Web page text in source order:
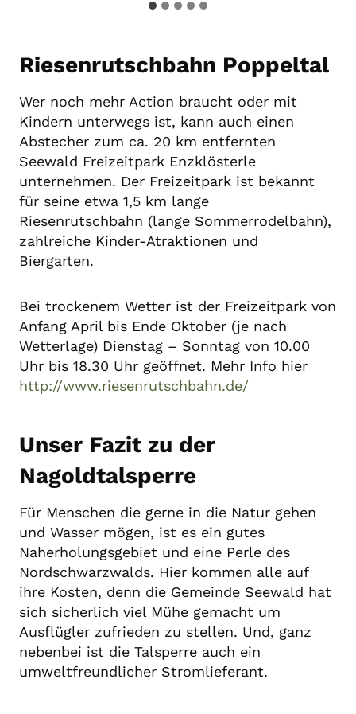
Riesenrutschbahn Poppeltal
Wer noch mehr Action braucht oder mit
Kindern unterwegs ist, kann auch einen
Abstecher zum ca. 20 km entfernten
Seewald Freizeitpark Enzklösterle
unternehmen. Der Freizeitpark ist bekannt
für seine etwa 1,5 km lange
Riesenrutschbahn (lange Sommerrodelbahn),
zahlreiche Kinder-Atraktionen und
Biergarten.
Bei trockenem Wetter ist der Freizeitpark von
Anfang April bis Ende Oktober (je nach
Wetterlage) Dienstag – Sonntag von 10.00
Uhr bis 18.30 Uhr geöffnet. Mehr Info hier
http://www.riesenrutschbahn.de/
Unser Fazit zu der
Nagoldtalsperre
Für Menschen die gerne in die Natur gehen
und Wasser mögen, ist es ein gutes
Naherholungsgebiet und eine Perle des
Nordschwarzwalds. Hier kommen alle auf
ihre Kosten, denn die Gemeinde Seewald hat
sich sicherlich viel Mühe gemacht um
Ausflügler zufrieden zu stellen. Und, ganz
nebenbei ist die Talsperre auch ein
umweltfreundlicher Stromlieferant.